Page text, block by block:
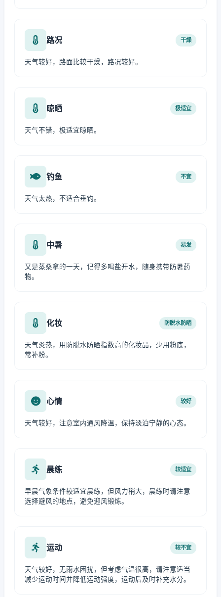
路况 干燥
天气较好，路面比较干燥，路况较好。
晾晒 极适宜
天气不错，极适宜晾晒。
钓鱼 不宜
天气太热，不适合垂钓。
中暑 易发
又是蒸桑拿的一天，记得多喝盐开水，随身携带防暑药
物。
化妆 防脱水防晒
天气炎热，用防脱水防晒指数高的化妆品，少用粉底，
常补粉。
心情 较好
天气较好，注意室内通风降温，保持淡泊宁静的心态。
晨练 较适宜
早晨气象条件较适宜晨练，但风力稍大，晨练时请注意
选择避风的地点，避免迎风锻炼。
运动 较不宜
天气较好，无雨水困扰，但考虑气温很高，请注意适当
减少运动时间并降低运动强度，运动后及时补充水分。